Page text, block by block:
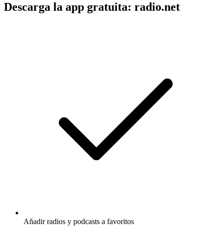
Descarga la app gratuita: radio.net
Añadir radios y podcasts a favoritos